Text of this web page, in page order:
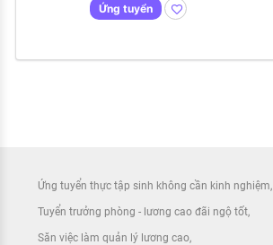
Ứng tuyển
Ứng tuyển thực tập sinh không cần kinh nghiệm
Tuyển trưởng phòng - lương cao đãi ngộ tốt
Săn việc làm quản lý lương cao